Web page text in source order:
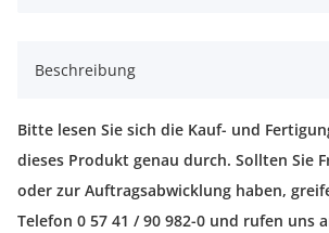
Beschreibung
Bitte lesen Sie sich die Kauf- und
dieses Produkt genau durch. Sollten Sie
oder zur Auftragsabwicklung haben,
Telefon 0 57 41 / 90 982-0 und rufen uns